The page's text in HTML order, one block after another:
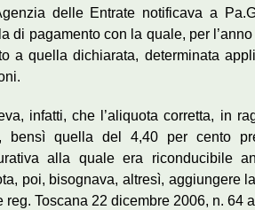
delle Entrate notificava a
di pagamento con la quale, per
a quella dichiarata, determinata
infatti, che l’aliquota corretta, in
bensì quella del 4,40 per cento
alla quale era riconducibile
poi, bisognava, altresì, aggiungere
reg. Toscana 22 dicembre 2006, n. 64